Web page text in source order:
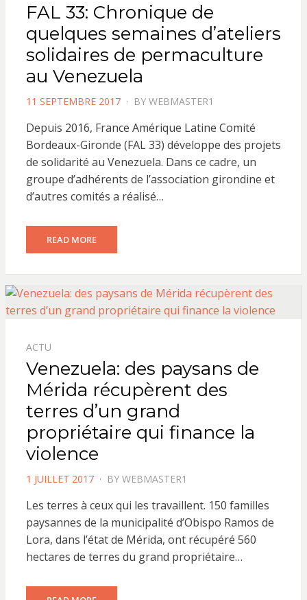
FAL 33: Chronique de
quelques semaines d’ateliers
solidaires de permaculture
au Venezuela
POSTED
11 SEPTEMBRE 2017 BY WEBMASTER1
Depuis 2016, France Amérique Latine Comité
Bordeaux-Gironde (FAL 33) développe des projets
de solidarité au Venezuela. Dans ce cadre, un
groupe d’adhérents de l’association girondine et
d’autres comités a réalisé…
READ MORE
ACTU
Venezuela: des paysans de
Mérida récupèrent des
terres d’un grand
propriétaire qui finance la
violence
POSTED
1 JUILLET 2017 BY WEBMASTER1
Les terres à ceux qui les travaillent. 150 familles
paysannes de la municipalité d’Obispo Ramos de
Lora, dans l’état de Mérida, ont récupéré 560
hectares de terres du grand propriétaire…